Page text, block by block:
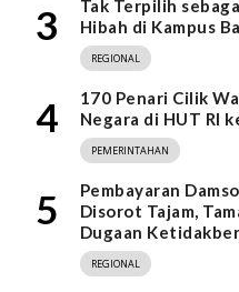
3
Tak Terpilih
Hibah di Kampus
REGIONAL
4
170 Penari Cilik
Negara di HUT RI
PEMERINTAHAN
5
Pembayaran
Disorot Tajam,
Dugaan
REGIONAL